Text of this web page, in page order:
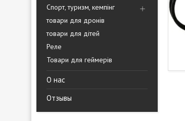
Спорт, туризм, кемпінг
товари для дронів
товари для дітей
Реле
Товари для геймерів
О нас
Отзывы